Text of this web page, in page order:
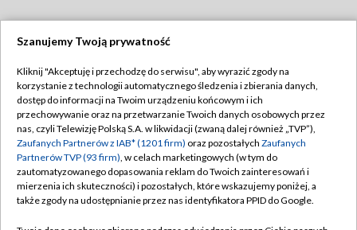
TVP
Abonament TVP
Emisja w TVP
Centrum informacji TVP
Naziemna Telewizja Cyfrowa
Regulamin TVP
Polityka prywatności
Moje zgody
Pomoc
Szanujemy Twoją prywatność
Kliknij "Akceptuję i przechodzę do serwisu", aby wyrazić zgody na
korzystanie z technologii automatycznego śledzenia i zbierania danych,
dostęp do informacji na Twoim urządzeniu końcowym i ich
przechowywanie oraz na przetwarzanie Twoich danych osobowych przez
nas, czyli Telewizję Polską S.A. w likwidacji (zwaną dalej również „TVP”),
Zaufanych Partnerów z IAB* (1201 firm) oraz pozostałych Zaufanych
Partnerów TVP (93 firm), w celach marketingowych (w tym do
zautomatyzowanego dopasowania reklam do Twoich zainteresowań i
mierzenia ich skuteczności) i pozostałych, które wskazujemy poniżej, a
także zgody na udostępnianie przez nas identyfikatora PPID do Google.